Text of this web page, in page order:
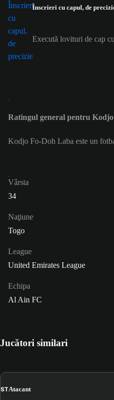
Înscrieri cu capul, de
Execută lovituri de cap
Ratingul general pentru
Kodjo Fo-Doh Laba este un
Vârsta
34
Naţiune
Togo
League
United Emirates League
Echipa
Al Ain FC
Jucători similari
STAtacant